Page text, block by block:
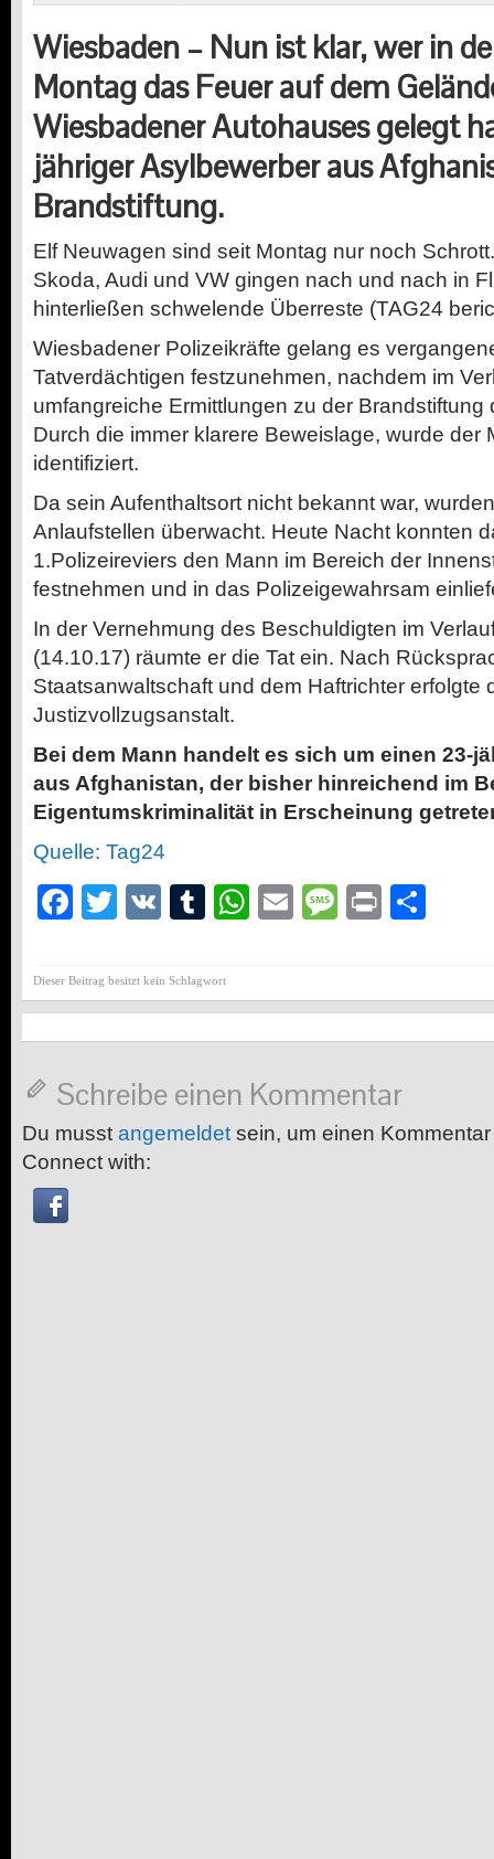
Wiesbaden – Nun ist klar, wer in
Montag das Feuer auf dem
Wiesbadener Autohauses gelegt
jähriger Asylbewerber aus
Brandstiftung.
Elf Neuwagen sind seit Montag nur noch
Skoda, Audi und VW gingen nach und nach in
hinterließen schwelende Überreste (TAG24
Wiesbadener Polizeikräfte gelang es
Tatverdächtigen festzunehmen, nachdem im
umfangreiche Ermittlungen zu der Brandstiftung
Durch die immer klarere Beweislage, wurde der
identifiziert.
Da sein Aufenthaltsort nicht bekannt war,
Anlaufstellen überwacht. Heute Nacht konnten
1.Polizeireviers den Mann im Bereich der
festnehmen und in das Polizeigewahrsam
In der Vernehmung des Beschuldigten im
(14.10.17) räumte er die Tat ein. Nach
Staatsanwaltschaft und dem Haftrichter erfolgte
Justizvollzugsanstalt.
Bei dem Mann handelt es sich um einen 23-
aus Afghanistan, der bisher hinreichend im
Eigentumskriminalität in Erscheinung
Quelle: Tag24
Facebook
Twitter
VK Tumblr
WhatsApp
EmailMessage
Print
Dieser Beitrag besitzt kein Schlagwort
Schreibe einen Kommentar
Du musst angemeldet sein, um einen
Connect with: